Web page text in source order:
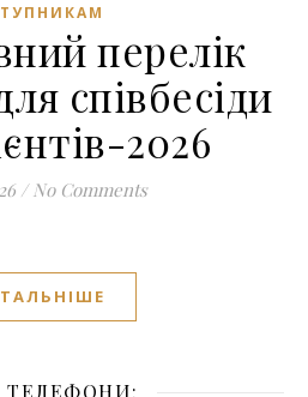
перелік
співбесіди
2026
/ No Comments
ТЕЛЕФОНИ: